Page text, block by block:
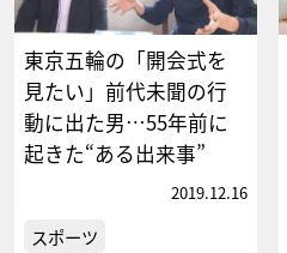
東京五輪の「開会式を
見たい」前代未聞の行
動に出た男…55年前に
起きた“ある出来事”
2019.12.16
スポーツ